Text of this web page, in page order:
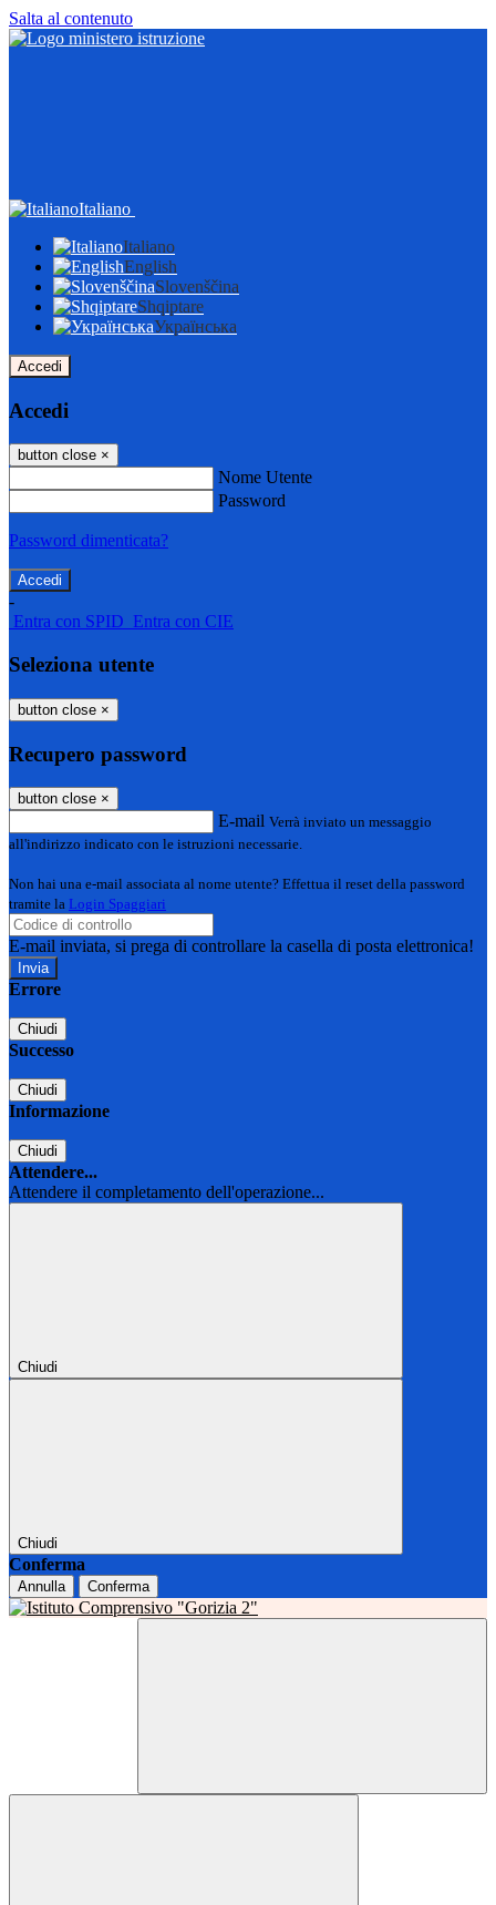
Salta al contenuto
Italiano
Italiano
English
Slovenščina
Shqiptare
Українська
Accedi
Accedi
button close ×
Nome Utente
Password
Password dimenticata?
-
Entra con SPID Entra con CIE
Seleziona utente
button close ×
Recupero password
button close ×
E-mail Verrà inviato un messaggio
all'indirizzo indicato con le istruzioni necessarie.
Non hai una e-mail associata al nome utente? Effettua il reset della password
tramite la Login Spaggiari
E-mail inviata, si prega di controllare la casella di posta elettronica!
Errore
Chiudi
Successo
Chiudi
Informazione
Chiudi
Attendere...
Attendere il completamento dell'operazione...
Chiudi
Chiudi
Conferma
Annulla Conferma